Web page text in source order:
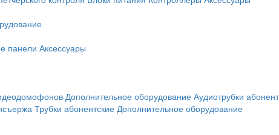
панели Аксессуары
Дополнительное оборудование Аудиотрубки
Трубки абонентские Дополнительное оборудование